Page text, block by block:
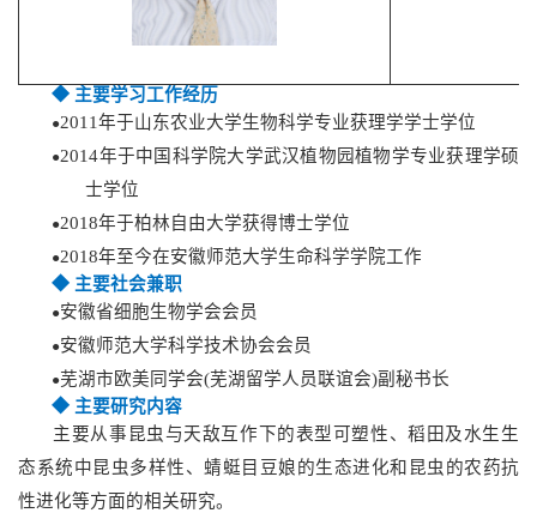
◆ 主要学习工作经历
●2011年于山东农业大学生物科学专业获理学学士学位
●2014年于中国科学院大学武汉植物园植物学专业获理学硕
士学位
●2018年于柏林自由大学获得博士学位
●2018年至今在安徽师范大学生命科学学院工作
◆ 主要社会兼职
●安徽省细胞生物学会会员
●安徽师范大学科学技术协会会员
●芜湖市欧美同学会(芜湖留学人员联谊会)副秘书长
◆ 主要研究内容
主要从事 昆虫与天敌互作下的表型可塑性、稻田及水生生
态系统中昆虫多样性、蜻蜓目豆娘的生态进化和昆虫的农药抗
性进化等方面的相关研究。